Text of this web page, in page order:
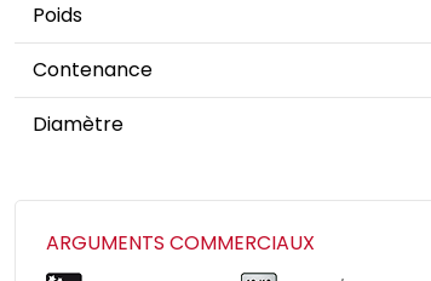
Poids
Contenance
Diamètre
ARGUMENTS COMMERCIAUX